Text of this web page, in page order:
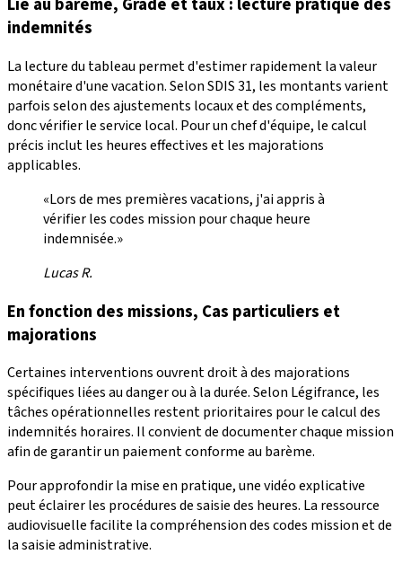
indemnités
La lecture du tableau permet d'estimer rapidement la valeur
monétaire d'une vacation. Selon SDIS 31, les montants varient
parfois selon des ajustements locaux et des compléments,
donc vérifier le service local. Pour un chef d'équipe, le calcul
précis inclut les heures effectives et les majorations
applicables.
«Lors de mes premières vacations, j'ai appris à
vérifier les codes mission pour chaque heure
indemnisée.»
Lucas R.
En fonction des missions, Cas particuliers et
majorations
Certaines interventions ouvrent droit à des majorations
spécifiques liées au danger ou à la durée. Selon Légifrance, les
tâches opérationnelles restent prioritaires pour le calcul des
indemnités horaires. Il convient de documenter chaque mission
afin de garantir un paiement conforme au barème.
Pour approfondir la mise en pratique, une vidéo explicative
peut éclairer les procédures de saisie des heures. La ressource
audiovisuelle facilite la compréhension des codes mission et de
la saisie administrative.